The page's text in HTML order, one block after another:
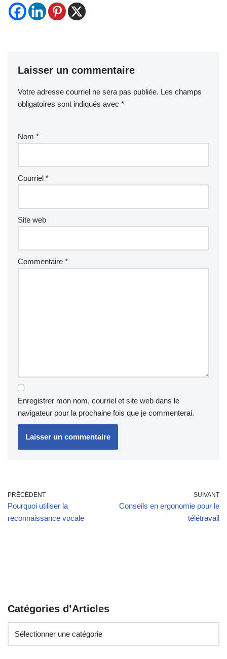
Laisser un commentaire
Votre adresse courriel ne sera pas publiée. Les champs
obligatoires sont indiqués avec *
Nom *
Courriel *
Site web
Commentaire *
Enregistrer mon nom, courriel et site web dans le
navigateur pour la prochaine fois que je commenterai.
PRÉCÉDENT
Pourquoi utiliser la
reconnaissance vocale
SUIVANT
Conseils en ergonomie pour le
télétravail
Catégories d’Articles